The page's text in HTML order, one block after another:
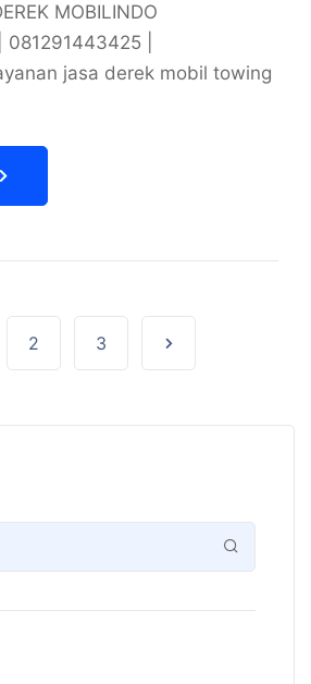
MOBILINDO
|
jasa derek mobil towing
2 3